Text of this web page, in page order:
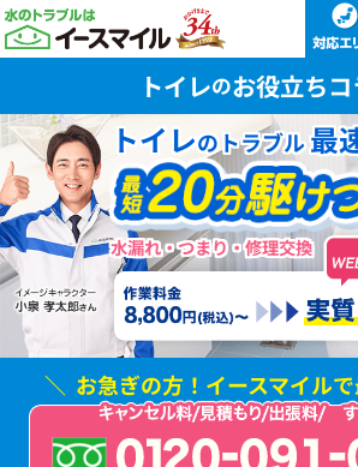
トイレのお役立ち
トイレのトラブル最
水漏れ・つまり・修理交換
お急ぎの方！ イースマイル